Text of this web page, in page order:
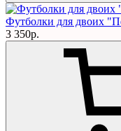
Футболки для двоих
3 350р.